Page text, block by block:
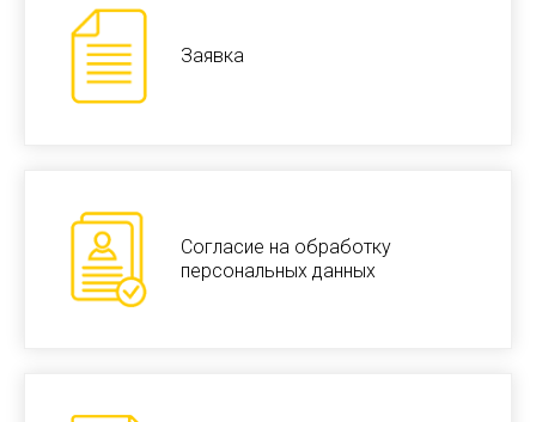
Заявка
Согласие на обработку
персональных данных